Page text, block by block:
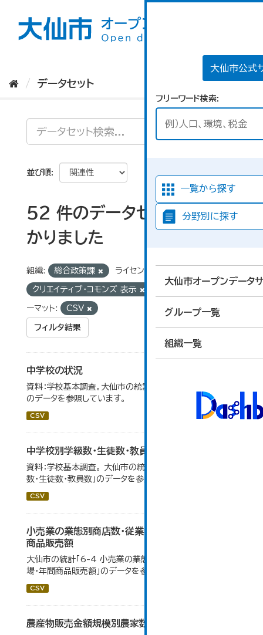
大仙市公式
フリーワード検索
一覧から探す
分野別に探す
大仙市オープンデータ
グループ一覧
組織一覧
データセット
並び順
52 件のデータセットが見つ
かりました
組織: 総合政策課 ライセンス:
クリエイティブ・コモンズ 表示
ーマット: CSV
フィルタ結果
中学校の状況
資料：学校基本調査。大仙市の統計「14-5 中学校の状況」
のデータを参照しています。
CSV
中学校別学級数・生徒数・教員数
資料：学校基本調査。 大仙市の統計「14-6 中学校別学級
数・生徒数・教員数」のデータを参照しています。
CSV
小売業の業態別商店数・従業者数・売場面積・年間
商品販売額
大仙市の統計「6-4 小売業の業態別商店数・従業者数・売
場・年間商品販売額」のデータを参照しています。
CSV
農産物販売金額規模別農家数